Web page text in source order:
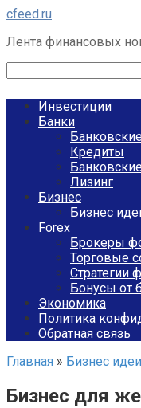
Перейти
контенту
cfeed.ru
Лента финансовых
Инвестиции
Банки
Кредиты
Лизинг
Бизнес
Бизнес
Forex
Брокеры
Торговые
Стратегии
Бонусы от
Экономика
Политика
Обратная связь
Главная » Бизнес идеи
Бизнес для